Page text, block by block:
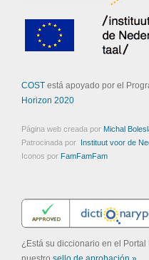
COSTestá apoyado por el
Horizon 2020
Página web creada por Michal
Patrocinada por Instituut voor de
Iconos por FamFamFam
¿Está su diccionario en el